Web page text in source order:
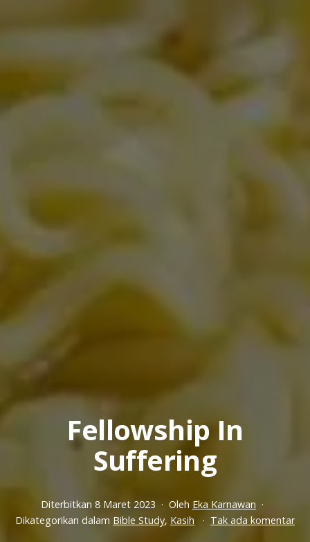
Fellowship In
Suffering
Diterbitkan 8 Maret 2023 Oleh Eka Karnawan
Dikategorikan dalam Bible Study, Kasih Tak ada komentar